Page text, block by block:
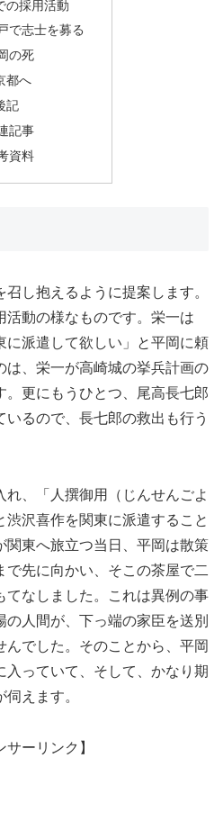
の採用活動
で志士を募る
の死
都へ
記
記事
資料
し抱えるように提案します。
活動の様なものです。栄一は
に派遣して欲しい」と平岡に頼
は、栄一が高崎城の挙兵計画の
。更にもうひとつ、尾高長七郎
るので、長七郎の救出も行う
、「人撰御用（じんせんごよ
渋沢喜作を関東に派遣すること
関東へ旅立つ当日、平岡は散策
で先に向かい、そこの茶屋で二
てなしました。これは異例の事
人間が、下っ端の家臣を送別
でした。そのことから、平岡
入っていて、そして、かなり期
えます。
サーリンク】